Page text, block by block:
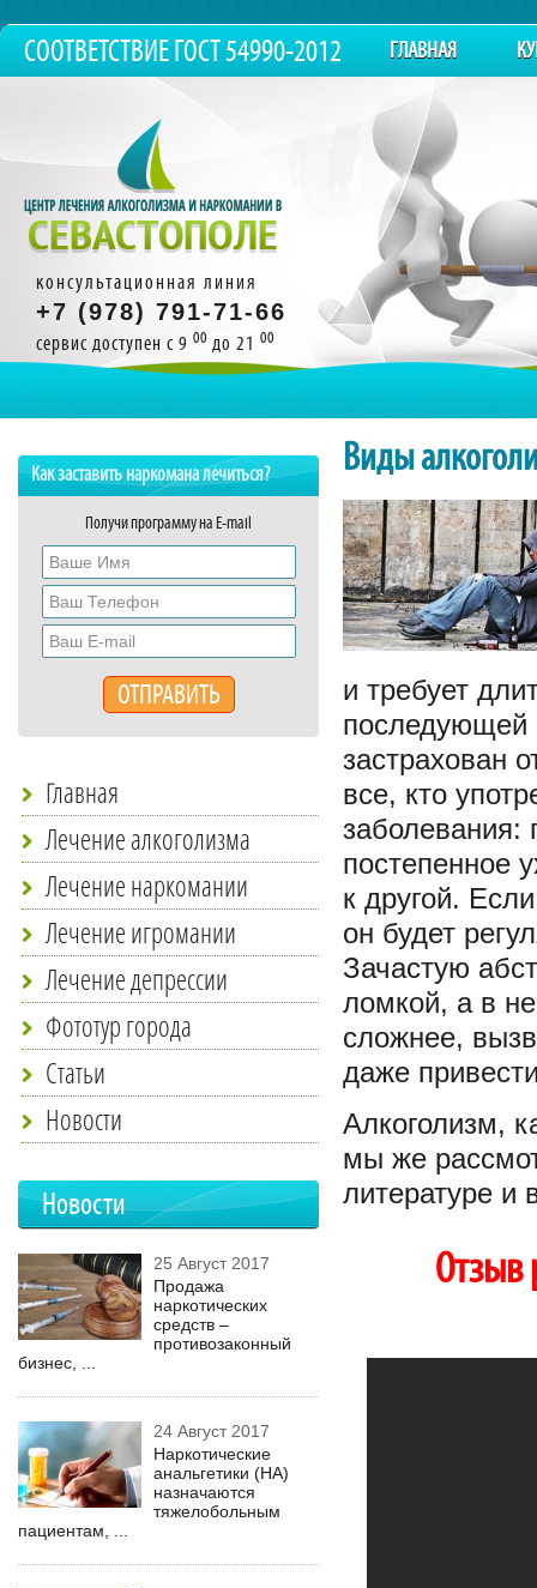
СООТВЕТСТВИЕ ГОСТ 54990-2012 ГЛАВНАЯ
консультационная линия
+7 (978) 791-71-66
сервис доступен с 9 00 до 21 00
Как заставить наркомана лечиться?
Получи программу на E-mail
Главная
Лечение алкоголизма
Лечение наркомании
Лечение игромании
Лечение депрессии
Фототур города
Статьи
Новости
Новости
25 Август 2017
Продажа
наркотических
средств –
противозаконный
бизнес, ...
24 Август 2017
Наркотические
анальгетики (НА)
назначаются
тяжелобольным
пациентам, ...
Виды
и требует
последующей
застрахован
все, кто
заболевания:
постепенное
к другой.
он будет
Зачастую
ломкой, а в
сложнее,
даже
Алкоголизм,
мы же
литературе и
Отзыв